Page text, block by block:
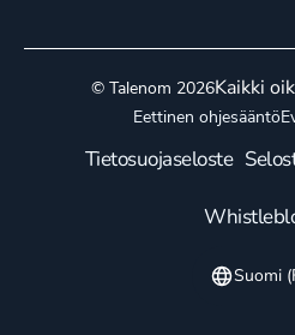
© Talenom 2026Kaikki
Eettinen ohjesääntö
Tietosuojaseloste
Suomi